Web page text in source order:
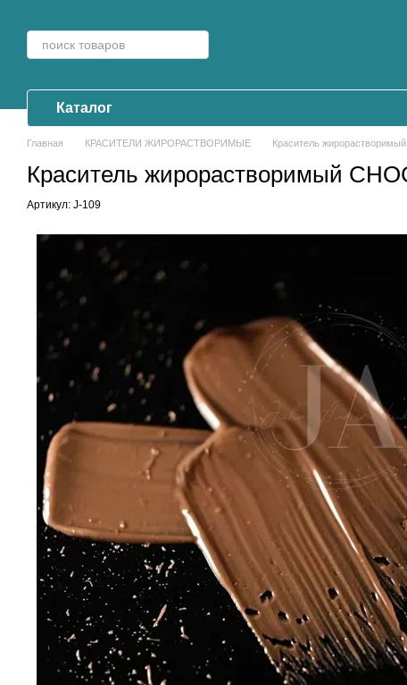
Каталог
Главная КРАСИТЕЛИ ЖИРОРАСТВОРИМЫЕ Краситель
Краситель жирорастворимый
Артикул: J-109